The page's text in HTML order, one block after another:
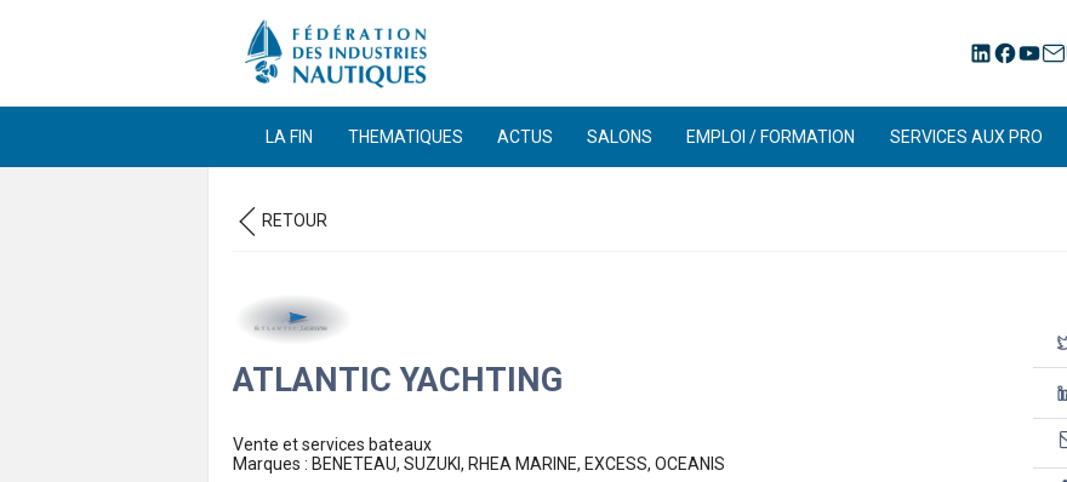
LA FIN THEMATIQUES ACTUS SALONS EMPLOI / FORMATION SERVICES AUX PRO
RETOUR
ATLANTIC YACHTING
Vente et services bateaux
Marques : BENETEAU, SUZUKI, RHEA MARINE, EXCESS, OCEANIS